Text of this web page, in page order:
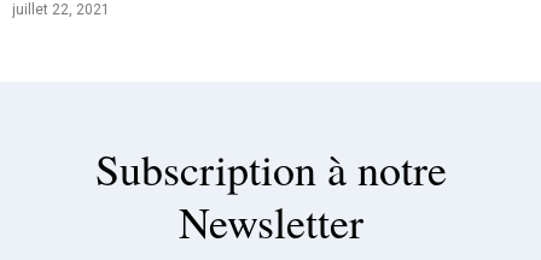
juillet 22, 2021
Subscription à notre
Newsletter